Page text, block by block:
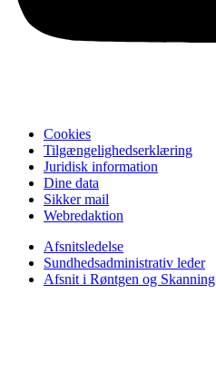
Cookies
Tilgængelighedserklæring
Juridisk information
Dine data
Sikker mail
Webredaktion
Afsnitsledelse
Sundhedsadministrativ leder
Afsnit i Røntgen og Skanning